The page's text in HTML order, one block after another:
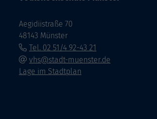
Aegidiistraße 70
48143 Münster
Tel. 02 51/4 92-43 21
vhs@stadt-muenster.de
Lage im Stadtplan